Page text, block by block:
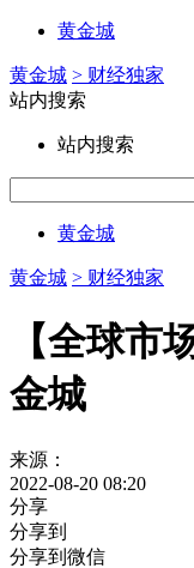
黄金城
黄金城 > 财经独家
站内搜索
站内搜索
黄金城
黄金城 > 财经独家
【全球市
金城
来源：
2022-08-20 08:20
分享
分享到
分享到微信